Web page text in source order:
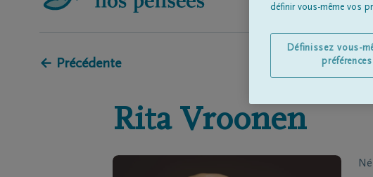
← Précédente
Rita Vroonen
définir vous-même vos
Définissez vous-
préférences